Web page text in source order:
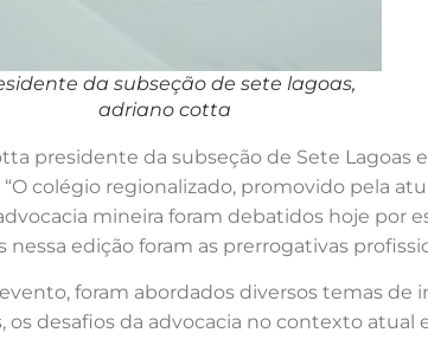
da subseção de sete lagoas,
adriano cotta
presidente da subseção de Sete Lagoas
colégio regionalizado, promovido pela
mineira foram debatidos hoje por
nessa edição foram as prerrogativas
foram abordados diversos temas de
os desafios da advocacia no contexto